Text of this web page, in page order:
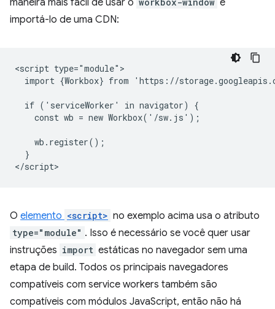
maneira mais fácil de usar o
é
importá-lo de uma CDN:
<script type="module">
import {Workbox} from 'https://
  if ('serviceWorker' in navigator) {
    const wb = new Workbox('/sw.js');
    wb.register();
  }
O elemento <script> no exemplo acima usa o atributo
type="module" . Isso é necessário se você quer usar
instruções import estáticas no navegador sem uma
etapa de build. Todos os principais navegadores
compatíveis com service workers também são
compatíveis com módulos JavaScript, então não há